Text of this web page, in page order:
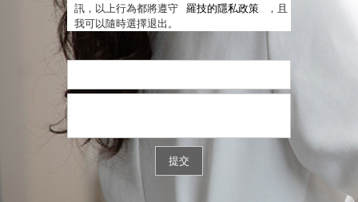
訊，以上行為都將遵守
羅技的隱私政策
，且
我可以隨時選擇退出。
提交